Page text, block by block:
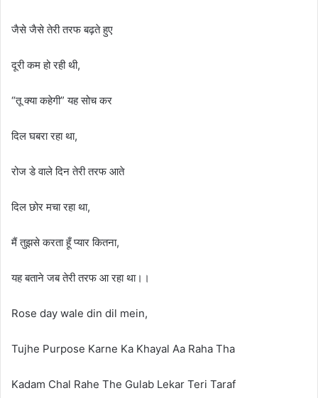
जैसे जैसे तेरी तरफ बढ़ते हुए
दूरी कम हो रही थी,
“तू क्या कहेगी” यह सोच कर
दिल घबरा रहा था,
रोज डे वाले दिन तेरी तरफ आते
दिल छोर मचा रहा था,
मैं तुझसे करता हूँ प्यार कितना,
यह बताने जब तेरी तरफ आ रहा था।।
Rose day wale din dil mein,
Tujhe Purpose Karne Ka Khayal Aa Raha Tha
Kadam Chal Rahe The Gulab Lekar Teri Taraf